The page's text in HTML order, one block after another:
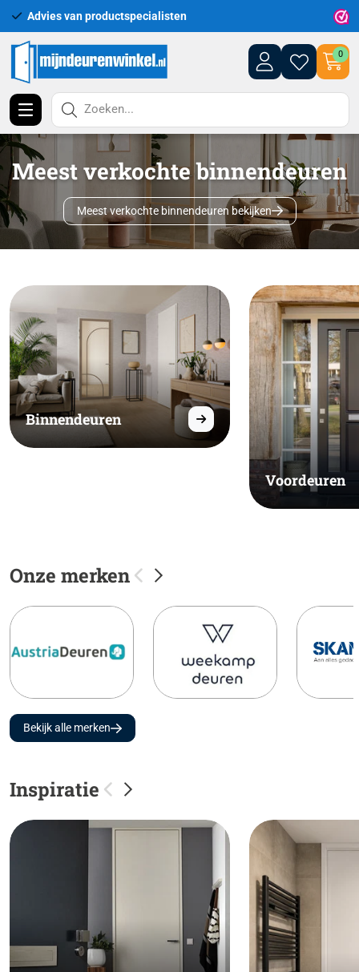
Uitgebreid assortiment uit voorraad leverbaar
0
Zoeken...
Meest verkochte binnendeuren
Meest verkochte binnendeuren bekijken
Binnendeuren
Voordeuren
Onze merken
Bekijk alle merken
Inspiratie